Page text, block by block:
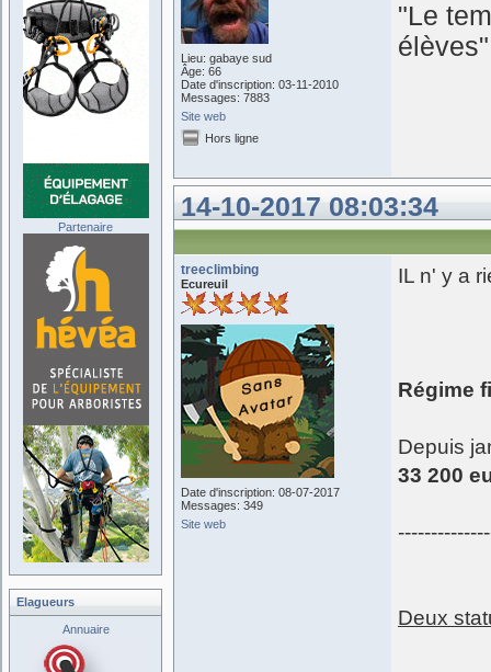
Lieu: gabaye sud
Âge: 66
Date d'inscription: 03-11-2010
Messages: 7883
Site web
"Le
Hors ligne
14-10-2017 08:03:34
treeclimbing
Ecureuil
Date d'inscription: 08-07-2017
Messages: 349
Site web
IL n' y a
Régime
Depuis
33 200
Deux
Partenaire
Elagueurs
Annuaire